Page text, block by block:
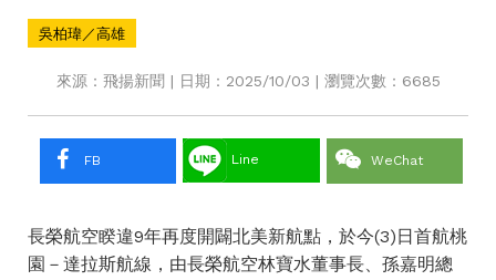
吳柏瑋／高雄
來源：飛揚新聞 | 日期：2025/10/03 | 瀏覽次數：6685
FB Line WeChat
長榮航空睽違9年再度開闢北美新航點，於今(3)日首航桃
園－達拉斯航線，由長榮航空林寶水董事長、孫嘉明總